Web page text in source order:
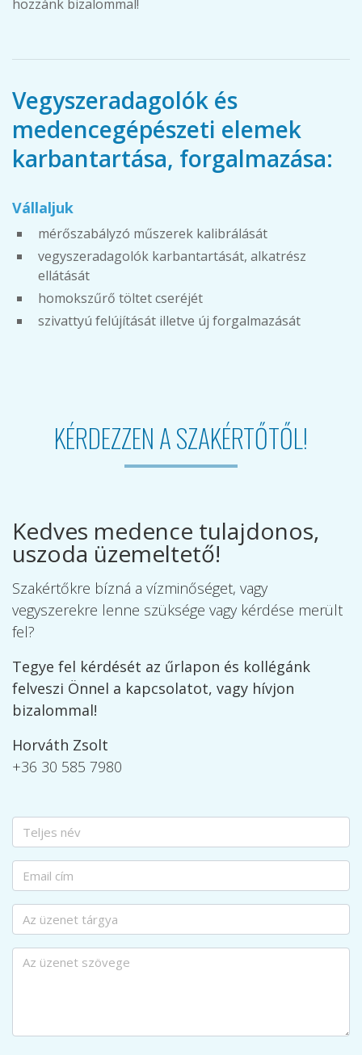
hozzánk bizalommal!
Vegyszeradagolók és
medencegépészeti elemek
karbantartása, forgalmazása:
Vállaljuk
mérőszabályzó műszerek kalibrálását
vegyszeradagolók karbantartását, alkatrész
ellátását
homokszűrő töltet cseréjét
szivattyú felújítását illetve új forgalmazását
KÉRDEZZEN A SZAKÉRTŐTŐL!
Kedves medence tulajdonos,
uszoda üzemeltető!
Szakértőkre bízná a vízminőséget, vagy
vegyszerekre lenne szüksége vagy kérdése merült
fel?
Tegye fel kérdését az űrlapon és kollégánk
felveszi Önnel a kapcsolatot, vagy hívjon
bizalommal!
Horváth Zsolt
+36 30 585 7980